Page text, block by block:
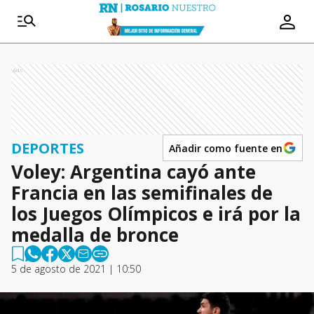
Ads
DEPORTES Añadir como fuente en
Voley: Argentina cayó ante
Francia en las semifinales de
los Juegos Olímpicos e irá por la
medalla de bronce
5 de agosto de 2021 | 10:50